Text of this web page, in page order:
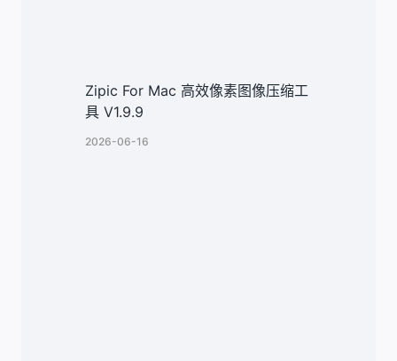
Zipic For Mac 高效像素图像压缩工
具 V1.9.9
2026-06-16